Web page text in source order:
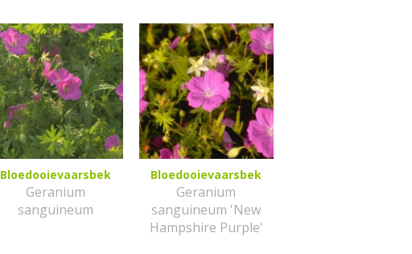
Bloedooievaarsbek
Geranium
sanguineum
Bloedooievaarsbek
Geranium
sanguineum 'New
Hampshire Purple'